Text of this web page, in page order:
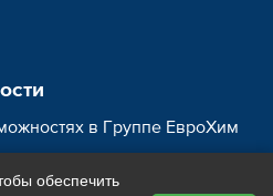
в Группе ЕвроХим
обеспечить